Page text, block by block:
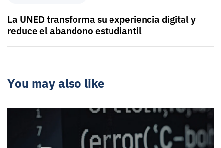
La UNED transforma su experiencia digital y
reduce el abandono estudiantil
You may also like